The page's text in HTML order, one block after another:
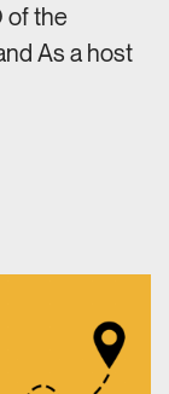
of the
As a host